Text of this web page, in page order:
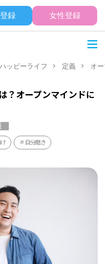
録 女性登録
ハッピーライフ 定義 オ
？オープンマインドに
自分磨き